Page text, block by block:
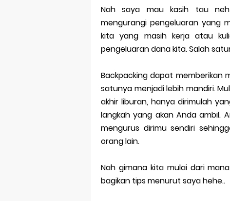
Trademark as a
Global
Brand
Apple Watch
Nah saya mau kasih tau
mengurangi pengeluaran yang
kita yang masih kerja atau
pengeluaran dana kita. Salah
Backpacking dapat memberikan
satunya menjadi lebih mandiri.
akhir liburan, hanya dirimulah
langkah yang akan Anda ambil.
mengurus dirimu sendiri
orang lain.
Nah gimana kita mulai dari
bagikan tips menurut saya hehe..